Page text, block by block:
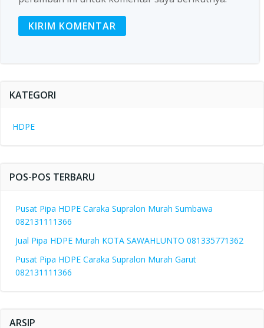
KATEGORI
HDPE
POS-POS TERBARU
Pusat Pipa HDPE Caraka Supralon Murah Sumbawa
082131111366
Jual Pipa HDPE Murah KOTA SAWAHLUNTO 081335771362
Pusat Pipa HDPE Caraka Supralon Murah Garut
082131111366
ARSIP